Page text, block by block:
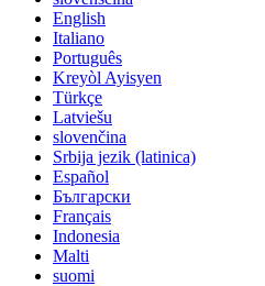
English
Italiano
Português
Kreyòl Ayisyen
Türkçe
Latviešu
slovenčina
Srbija jezik (latinica)
Español
Български
Français
Indonesia
Malti
suomi